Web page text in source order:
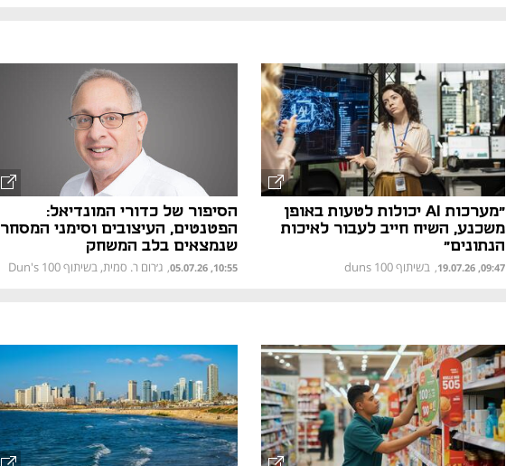
"מערכות AI יכולות לטעות באופן
משכנע, השיח חייב לעבור לאיכות
הנתונים"
09:47, 19.07.26
, בשיתוף duns 100
הסיפור של כדורי המונדיאל:
הפטנטים, העיצובים וסימני המסחר
שנמצאים בלב המשחק
10:55, 05.07.26
, ג׳רום ר. סמית, בשיתוף Dun's 100